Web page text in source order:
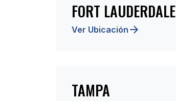
FORT LAUDERDALE
Ver Ubicación
TAMPA